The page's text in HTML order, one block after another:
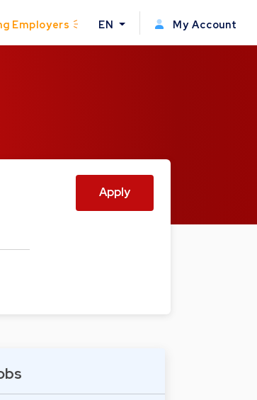
Employers EN My Account
Apply